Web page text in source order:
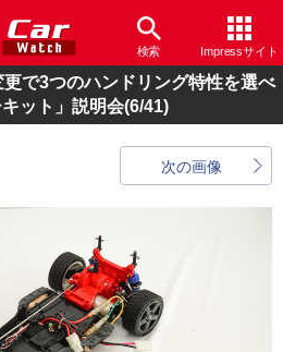
検索 Impressサイト
で3つのハンドリング特性を選べ
ット」説明会(6/41)
次の画像